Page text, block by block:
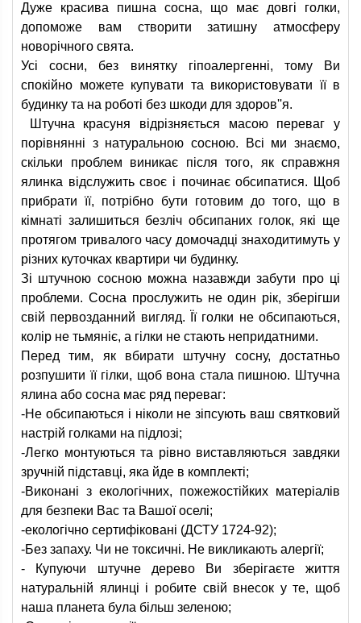
Дуже красива пишна сосна, що має довгі голки,
допоможе вам створити затишну атмосферу
новорічного свята.
Усі сосни, без винятку гіпоалергенні, тому Ви
спокійно можете купувати та використовувати її в
будинку та на роботі без шкоди для здоров''я.
Штучна красуня відрізняється масою переваг у
порівнянні з натуральною сосною. Всі ми знаємо,
скільки проблем виникає після того, як справжня
ялинка відслужить своє і починає обсипатися. Щоб
прибрати її, потрібно бути готовим до того, що в
кімнаті залишиться безліч обсипаних голок, які ще
протягом тривалого часу домочадці знаходитимуть у
різних куточках квартири чи будинку.
Зі штучною сосною можна назавжди забути про ці
проблеми. Сосна прослужить не один рік, зберігши
свій первозданний вигляд. Її голки не обсипаються,
колір не тьмяніє, а гілки не стають непридатними.
Перед тим, як вбирати штучну сосну, достатньо
розпушити її гілки, щоб вона стала пишною. Штучна
ялина або сосна має ряд переваг:
-Не обсипаються і ніколи не зіпсують ваш святковий
настрій голками на підлозі;
-Легко монтуються та рівно виставляються завдяки
зручній підставці, яка йде в комплекті;
-Виконані з екологічних, пожежостійких матеріалів
для безпеки Вас та Вашої оселі;
-екологічно сертифіковані (ДСТУ 1724-92);
-Без запаху. Чи не токсичні. Не викликають алергії;
- Купуючи штучне дерево Ви зберігаєте життя
натуральній ялинці і робите свій внесок у те, щоб
наша планета була більш зеленою;